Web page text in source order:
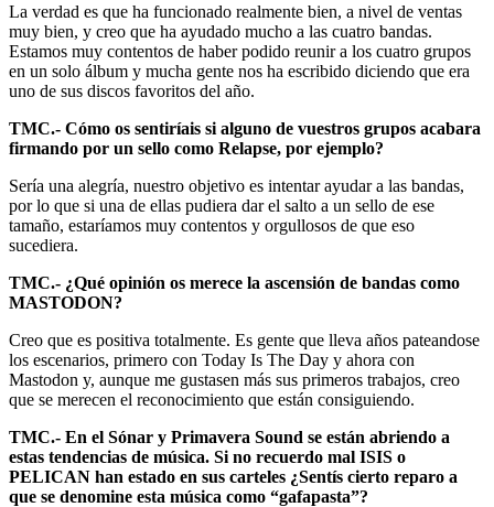
La verdad es que ha funcionado realmente bien, a nivel de ventas
muy bien, y creo que ha ayudado mucho a las cuatro bandas.
Estamos muy contentos de haber podido reunir a los cuatro grupos
en un solo álbum y mucha gente nos ha escribido diciendo que era
uno de sus discos favoritos del año.
TMC.- Cómo os sentiríais si alguno de vuestros grupos acabara
firmando por un sello como Relapse, por ejemplo?
Sería una alegría, nuestro objetivo es intentar ayudar a las bandas,
por lo que si una de ellas pudiera dar el salto a un sello de ese
tamaño, estaríamos muy contentos y orgullosos de que eso
sucediera.
TMC.- ¿Qué opinión os merece la ascensión de bandas como
MASTODON?
Creo que es positiva totalmente. Es gente que lleva años pateandose
los escenarios, primero con Today Is The Day y ahora con
Mastodon y, aunque me gustasen más sus primeros trabajos, creo
que se merecen el reconocimiento que están consiguiendo.
TMC.- En el Sónar y Primavera Sound se están abriendo a
estas tendencias de música. Si no recuerdo mal ISIS o
PELICAN han estado en sus carteles ¿Sentís cierto reparo a
que se denomine esta música como “gafapasta”?